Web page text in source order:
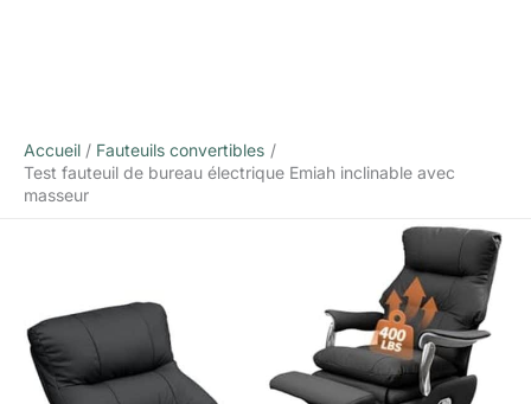
Accueil
Fauteuils convertibles
Test fauteuil de bureau électrique Emiah inclinable avec
masseur